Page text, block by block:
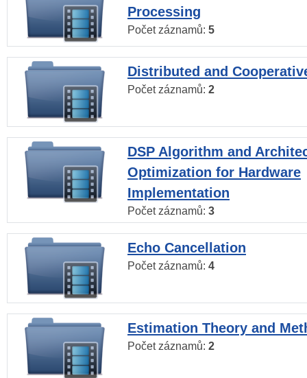
Processing
Počet záznamů: 5
Distributed and
Počet záznamů: 2
DSP Algorithm and
Optimization for Hardware
Implementation
Počet záznamů: 3
Echo Cancellation
Počet záznamů: 4
Estimation Theory and
Počet záznamů: 2